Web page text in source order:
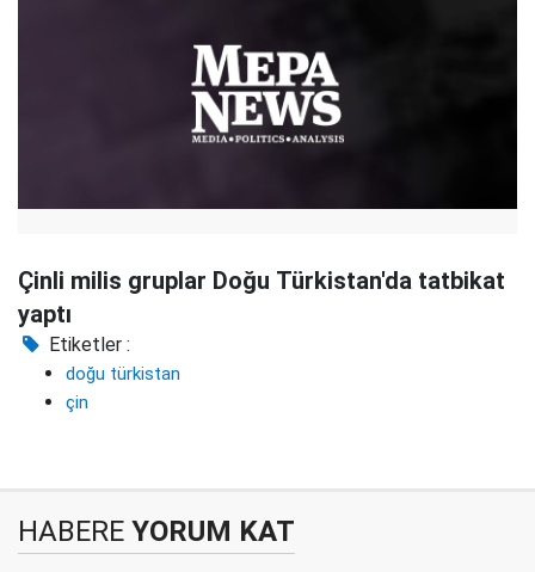
Çinli milis gruplar Doğu Türkistan'da tatbikat
yaptı
Etiketler :
doğu türkistan
çin
HABERE YORUM KAT